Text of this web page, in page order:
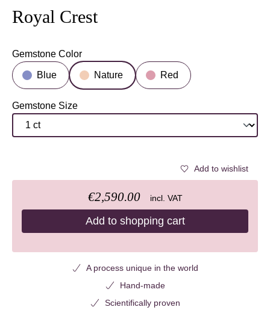
Royal Crest
Select
Gemstone Color
Blue Nature Red
Select
Gemstone Size
Add to wishlist
€2,590.00 incl. VAT
Add to shopping cart
A process unique in the world
Hand-made
Scientifically proven